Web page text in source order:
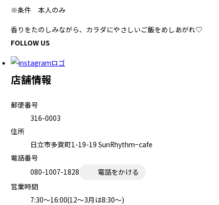
※条件本人のみ
香りをたのしみながら、カラダにやさしいご飯をめしあがれ♡
FOLLOW US
店舗情報
郵便番号
316-0003
住所
日立市多賀町1-19-19 SunRhythm−cafe
電話番号
080-1007-1828
電話をかける
営業時間
7:30〜16:00(12～3月は8:30～)